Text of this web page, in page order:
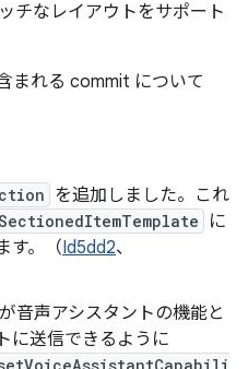
チなレイアウトをサポート
まれる commit について
を追加しました。これ
に
す。（Id5dd2、
音声アシスタントの機能と
に送信できるように